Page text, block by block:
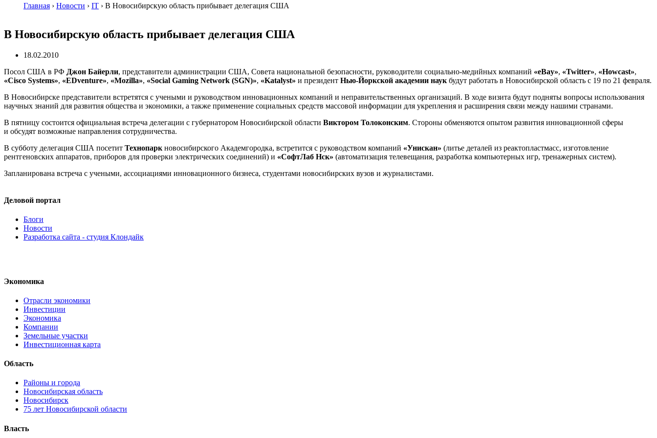
Главная › Новости › IT › В Новосибирскую область прибывает делегация США
В Новосибирскую область прибывает делегация США
18.02.2010
Посол США в РФ Джон Байерли, представители администрации США, Совета национальной безопасности, руководители социально-медийных компаний «eBay», «Twitter», «Howcast»,
«Cisco Systems», «EDventure», «Mozilla», «Social Gaming Network (SGN)», «Katalyst» и президент Нью-Йоркской академии наук будут работать в Новосибирской область с 19 по 21 февраля.
В Новосибирске представители встретятся с учеными и руководством инновационных компаний и неправительственных организаций. В ходе визита будут подняты вопросы использования
научных знаний для развития общества и экономики, а также применение социальных средств массовой информации для укрепления и расширения связи между нашими странами.
В пятницу состоится официальная встреча делегации с губернатором Новосибирской области Виктором Толоконским. Стороны обменяются опытом развития инновационной сферы
и обсудят возможные направления сотрудничества.
В субботу делегация США посетит Технопарк новосибирского Академгородка, встретится с руководством компаний «Унискан» (литье деталей из реактопластмасс, изготовление
рентгеновских аппаратов, приборов для проверки электрических соединений) и «СофтЛаб Нск» (автоматизация телевещания, разработка компьютерных игр, тренажерных систем).
Запланирована встреча с учеными, ассоциациями инновационного бизнеса, студентами новосибирских вузов и журналистами.
Деловой портал
Блоги
Новости
Разработка сайта - студия Клондайк
Экономика
Отрасли экономики
Инвестиции
Экономика
Компании
Земельные участки
Инвестиционная карта
Область
Районы и города
Новосибирская область
Новосибирск
75 лет Новосибирской области
Власть